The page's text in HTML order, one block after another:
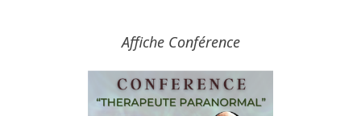
Affiche Conférence